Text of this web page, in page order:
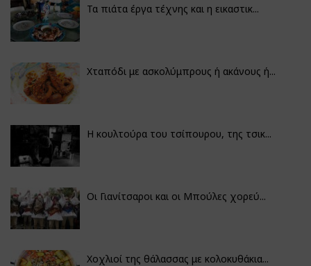
Τα πιάτα έργα τέχνης και η εικαστικ...
Χταπόδι με ασκολύμπρους ή ακάνους ή...
Η κουλτούρα του τσίπουρου, της τσικ...
Οι Γιανίτσαροι και οι Μπούλες χορεύ...
Χοχλιοί της θάλασσας με κολοκυθάκια...